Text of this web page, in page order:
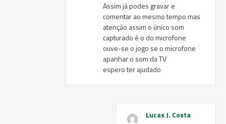
Assim já podes gravar e
comentar ao mesmo tempo mas
atenção assim o único som
capturado é o do microfone
ouve-se o jogo se o microfone
apanhar o som da TV
espero ter ajudado
Lucas J. Costa